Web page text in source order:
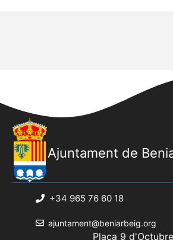
Ajuntament de
+34 965 76 60 18
ajuntament@beniarbeig.org
Plaça 9 d'Octubre